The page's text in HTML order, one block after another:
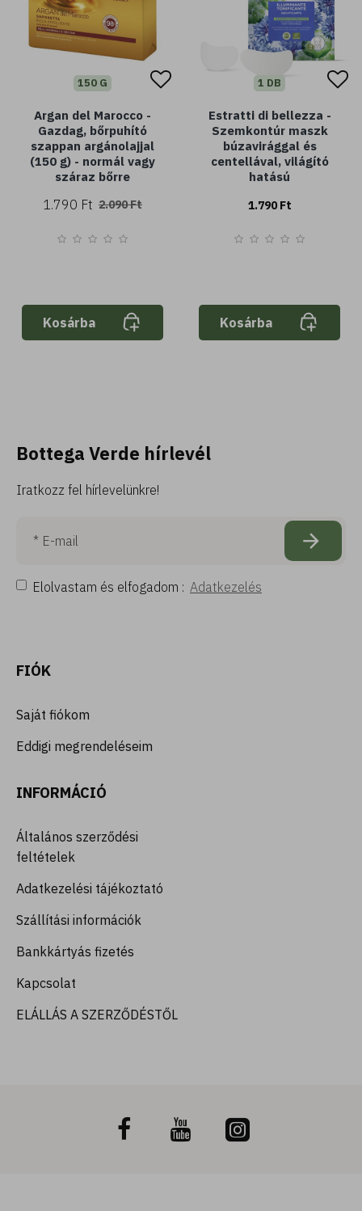
150 G
Argan del Marocco -
Gazdag, bőrpuhító
szappan argánolajjal
(150 g) - normál vagy
száraz bőrre
1.790 Ft 2.090 Ft
Kosárba
1 DB
Estratti di bellezza -
Szemkontúr maszk
búzavirággal és
centellával, világító
hatású
1.790 Ft
Kosárba
Bottega Verde hírlevél
Iratkozz fel hírlevelünkre!
Elolvastam és elfogadom : Adatkezelés
FIÓK
Saját fiókom
Eddigi megrendeléseim
INFORMÁCIÓ
Általános szerződési
feltételek
Adatkezelési tájékoztató
Szállítási információk
Bankkártyás fizetés
Kapcsolat
ELÁLLÁS A SZERZŐDÉSTŐL